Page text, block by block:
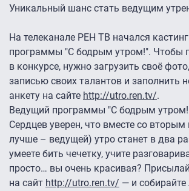
Уникальный шанс стать ведущим
На телеканале РЕН ТВ начался
программы "С бодрым утром!". Чтобы
в конкурсе, нужно загрузить своё
записью своих талантов и заполнить
анкету на сайте http://utro.ren.tv/.
Ведущий программы "С бодрым
Сердцев уверен, что вместе со
лучше – ведущей) утро станет в два
умеете бить чечетку, учите
просто… вы очень красивая?
на сайт http://utro.ren.tv/ — и собирайте